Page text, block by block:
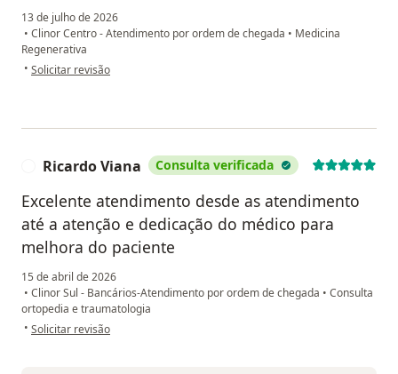
13 de julho de 2026
• Clinor Centro - Atendimento por ordem de chegada • Medicina
Regenerativa
• na opinião do utilizador E.C.
Solicitar revisão
Ricardo Viana Consulta verificada
Excelente atendimento desde as atendimento
até a atenção e dedicação do médico para
melhora do paciente
15 de abril de 2026
• Clinor Sul - Bancários-Atendimento por ordem de chegada • Consulta
ortopedia e traumatologia
• na opinião do utilizador Ricardo Viana
Solicitar revisão